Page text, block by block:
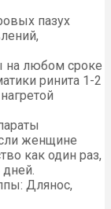
пазух
на любом сроке
ринита 1-2
женщине
как один раз,
Длянос,